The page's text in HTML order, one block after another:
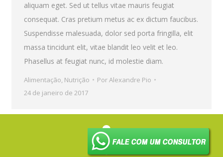
aliquam eget. Sed ut tellus vitae mauris feugiat
consequat. Cras pretium metus ac ex dictum faucibus.
Suspendisse malesuada, dolor sed porta fringilla, elit
massa tincidunt elit, vitae blandit leo velit et leo.
Phasellus at feugiat nunc, id molestie diam.
Alimentação, Nutrição PorAlexandre Pio
24 de janeiro de 2017